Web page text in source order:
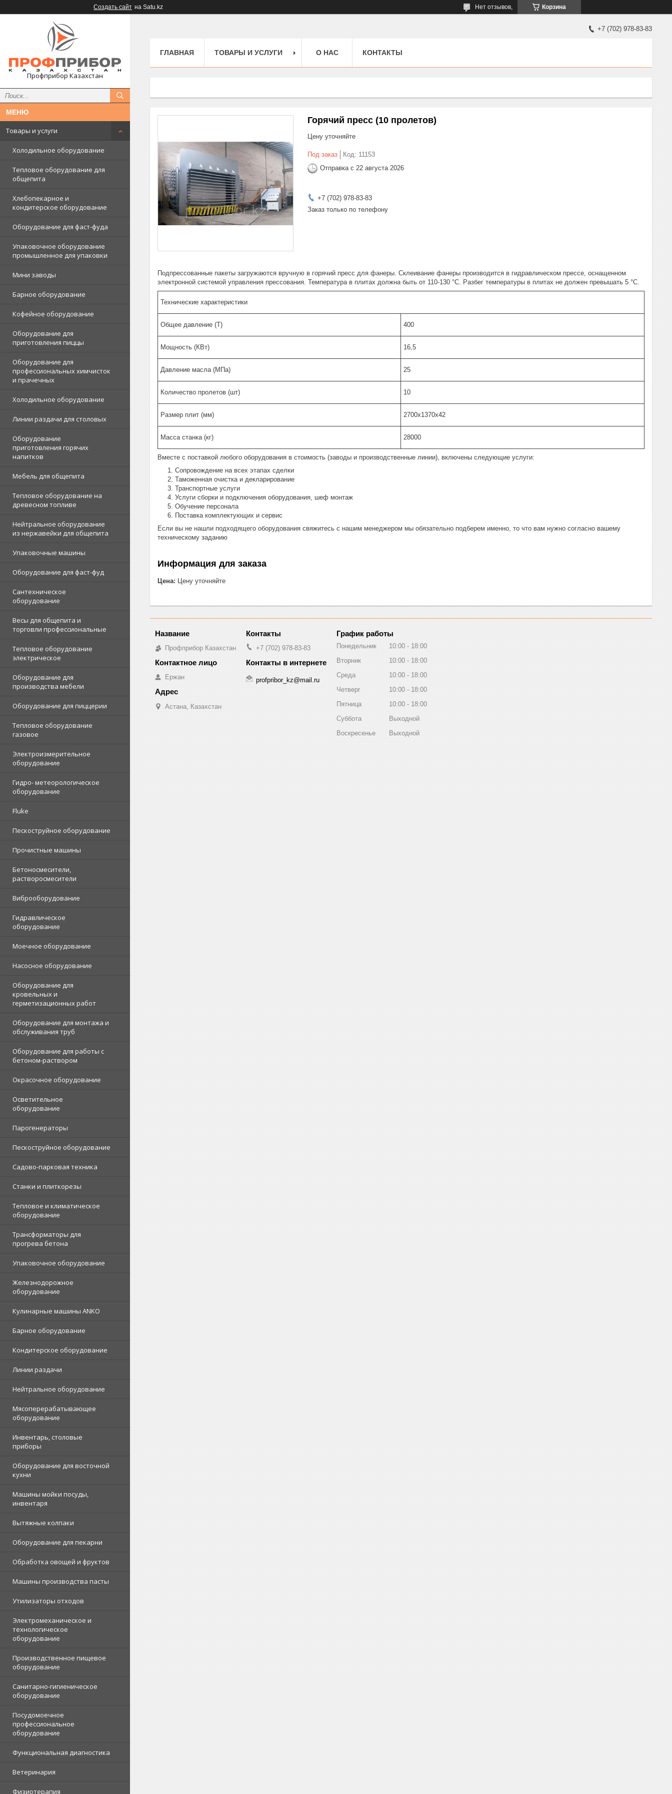
Создать сайт на Satu.kz Корзина
Нет отзывов,
Профприбор Казахстан
Товары и услуги
Холодильное оборудование
Тепловое оборудование для
общепита
Хлебопекарное и
кондитерское оборудование
Оборудование для фаст-фуда
Упаковочное оборудование
промышленное для упаковки
Мини заводы
Барное оборудование
Кофейное оборудование
Оборудование для
приготовления пиццы
Оборудование для
профессиональных химчисток
и прачечных
Холодильное оборудование
Линии раздачи для столовых
Оборудование
приготовления горячих
напитков
Мебель для общепита
Тепловое оборудование на
древесном топливе
Нейтральное оборудование
из нержавейки для общепита
Упаковочные машины
Оборудование для фаст-фуд
Сантехническое
оборудование
Весы для общепита и
торговли профессиональные
Тепловое оборудование
электрическое
Оборудование для
производства мебели
Оборудование для пиццерии
Тепловое оборудование
газовое
Электроизмерительное
оборудование
Гидро- метеорологическое
оборудование
Fluke
Пескоструйное оборудование
Прочистные машины
Бетоносмесители,
растворосмесители
Виброоборудование
Гидравлическое
оборудование
Моечное оборудование
Насосное оборудование
Оборудование для
кровельных и
герметизационных работ
Оборудование для монтажа и
обслуживания труб
Оборудование для работы с
бетоном-раствором
Окрасочное оборудование
Осветительное
оборудование
Парогенераторы
Пескоструйное оборудование
Садово-парковая техника
Станки и плиткорезы
Тепловое и климатическое
оборудование
Трансформаторы для
прогрева бетона
Упаковочное оборудование
Железнодорожное
оборудование
Кулинарные машины ANKO
Барное оборудование
Кондитерское оборудование
Линии раздачи
Нейтральное оборудование
Мясоперерабатывающее
оборудование
Инвентарь, столовые
приборы
Оборудование для восточной
кухни
Машины мойки посуды,
инвентаря
Вытяжные колпаки
Оборудование для пекарни
Обработка овощей и фруктов
Машины производства пасты
Утилизаторы отходов
Электромеханическое и
технологическое
оборудование
Производственное пищевое
оборудование
Санитарно-гигиеническое
оборудование
Посудомоечное
профессиональное
оборудование
Функциональная диагностика
Ветеринария
Физиотерапия
+7 (702) 978-83-83
ГЛАВНАЯ ТОВАРЫ И УСЛУГИ О НАС КОНТАКТЫ
Горячий пресс (10 пролетов)
Цену уточняйте
Под заказ Код: 11153
Отправка с 22 августа 2026
+7 (702) 978-83-83
Заказ только по телефону
Подпрессованные пакеты загружаются вручную в горячий пресс для фанеры. Склеивание фанеры производится в гидравлическом прессе, оснащенном
электронной системой управления прессования. Температура в плитах должна быть от 110-130 °С. Разбег температуры в плитах не должен превышать 5 °С.
Технические характеристики
Общее давление (Т) 400
Мощность (КВт) 16,5
Давление масла (МПа) 25
Количество пролетов (шт) 10
Размер плит (мм) 2700х1370х42
Масса станка (кг) 28000
Вместе с поставкой любого оборудования в стоимость (заводы и производственные линии), включены следующие услуги:
Сопровождение на всех этапах сделки
Таможенная очистка и декларирование
Транспортные услуги
Услуги сборки и подключения оборудования, шеф монтаж
Обучение персонала
Поставка комплектующих и сервис
Если вы не нашли подходящего оборудования свяжитесь с нашим менеджером мы обязательно подберем именно, то что вам нужно согласно вашему
техническому заданию
Информация для заказа
Цена: Цену уточняйте
Профприбор Казахстан
Ержан
Астана, Казахстан
+7 (702) 978-83-83
profpribor_kz@mail.ru
График работы
Понедельник 10:00
18:00
Вторник
10:00
18:00
Среда
10:00
18:00
Четверг
10:00
18:00
Пятница
10:00
18:00
Суббота
Выходной
Воскресенье
Выходной